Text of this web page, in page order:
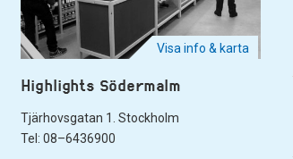
Visa info & karta
Highlights Södermalm
Tjärhovsgatan 1. Stockholm
Tel: 08–6436900